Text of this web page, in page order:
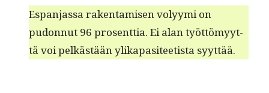
Espan­jas­sa rak­en­tamisen volyy­mi on
pudon­nut 96 pros­ent­tia. Ei alan työt­tömyyt­
tä voi pelkästään ylika­p­a­siteetista syyttää.